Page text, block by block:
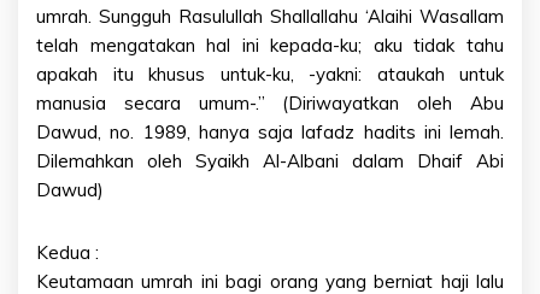
umrah. Sungguh Rasulullah Shallallahu ‘Alaihi Wasallam
telah mengatakan hal ini kepada-ku; aku tidak tahu
apakah itu khusus untuk-ku, -yakni: ataukah untuk
manusia secara umum-.” (Diriwayatkan oleh Abu
Dawud, no. 1989, hanya saja lafadz hadits ini lemah.
Dilemahkan oleh Syaikh Al-Albani dalam Dhaif Abi
Dawud)
Kedua :
Keutamaan umrah ini bagi orang yang berniat haji lalu